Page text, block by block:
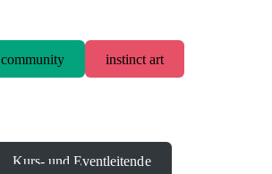
community
instinct art
Kurs- und Eventleitende